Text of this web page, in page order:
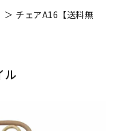
チェアA16【送料無
ル